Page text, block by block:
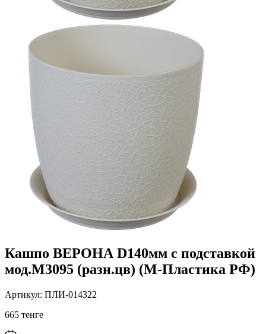
Кашпо ВЕРОНА D140мм с подставкой
мод.М3095 (разн.цв) (М-Пластика РФ)
Артикул: ПЛИ-014322
665 тенге